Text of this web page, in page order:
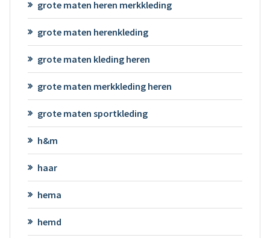
grote maten heren merkkleding
grote maten herenkleding
grote maten kleding heren
grote maten merkkleding heren
grote maten sportkleding
h&m
haar
hema
hemd